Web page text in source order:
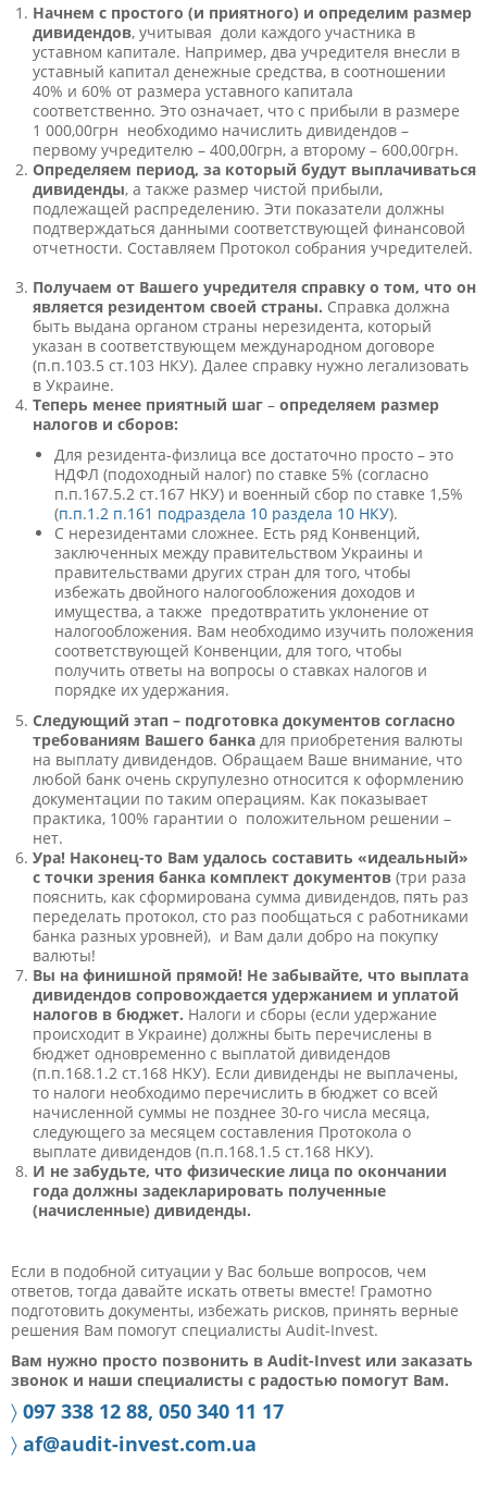
Начнем с простого (и приятного) и определим размер
дивидендов, учитывая доли каждого участника в
уставном капитале. Например, два учредителя внесли в
уставный капитал денежные средства, в соотношении
40% и 60% от размера уставного капитала
соответственно. Это означает, что с прибыли в размере
1 000,00грн необходимо начислить дивидендов –
первому учредителю – 400,00грн, а второму – 600,00грн.
Определяем период, за который будут выплачиваться
дивиденды, а также размер чистой прибыли,
подлежащей распределению. Эти показатели должны
подтверждаться данными соответствующей финансовой
отчетности. Составляем Протокол собрания учредителей.
Получаем от Вашего учредителя справку о том, что он
является резидентом своей страны. Справка должна
быть выдана органом страны нерезидента, который
указан в соответствующем международном договоре
(п.п.103.5 ст.103 НКУ). Далее справку нужно легализовать
в Украине.
Теперь менее приятный шаг – определяем размер
налогов и сборов:
Для резидента-физлица все достаточно просто – это
НДФЛ (подоходный налог) по ставке 5% (согласно
п.п.167.5.2 ст.167 НКУ) и военный сбор по ставке 1,5%
(п.п.1.2 п.161 подраздела 10 раздела 10 НКУ).
С нерезидентами сложнее. Есть ряд Конвенций,
заключенных между правительством Украины и
правительствами других стран для того, чтобы
избежать двойного налогообложения доходов и
имущества, а также предотвратить уклонение от
налогообложения. Вам необходимо изучить положения
соответствующей Конвенции, для того, чтобы
получить ответы на вопросы о ставках налогов и
порядке их удержания.
Следующий этап – подготовка документов согласно
требованиям Вашего банка для приобретения валюты
на выплату дивидендов. Обращаем Ваше внимание, что
любой банк очень скрупулезно относится к оформлению
документации по таким операциям. Как показывает
практика, 100% гарантии о положительном решении –
нет.
Ура! Наконец-то Вам удалось составить «идеальный»
с точки зрения банка комплект документов (три раза
пояснить, как сформирована сумма дивидендов, пять раз
переделать протокол, сто раз пообщаться с работниками
банка разных уровней), и Вам дали добро на покупку
валюты!
Вы на финишной прямой! Не забывайте, что выплата
дивидендов сопровождается удержанием и уплатой
налогов в бюджет. Налоги и сборы (если удержание
происходит в Украине) должны быть перечислены в
бюджет одновременно с выплатой дивидендов
(п.п.168.1.2 ст.168 НКУ). Если дивиденды не выплачены,
то налоги необходимо перечислить в бюджет со всей
начисленной суммы не позднее 30-го числа месяца,
следующего за месяцем составления Протокола о
выплате дивидендов (п.п.168.1.5 ст.168 НКУ).
И не забудьте, что физические лица по окончании
года должны задекларировать полученные
(начисленные) дивиденды.
Если в подобной ситуации у Вас больше вопросов, чем
ответов, тогда давайте искать ответы вместе! Грамотно
подготовить документы, избежать рисков, принять верные
решения Вам помогут специалисты Audit-Invest.
Вам нужно просто позвонить в Audit-Invest или заказать
звонок и наши специалисты с радостью помогут Вам.
〉 097 338 12 88, 050 340 11 17
〉 af@audit-invest.com.ua